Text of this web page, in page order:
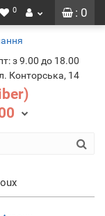
: 0
0
з 9.00 до 18.00
Конторська, 14